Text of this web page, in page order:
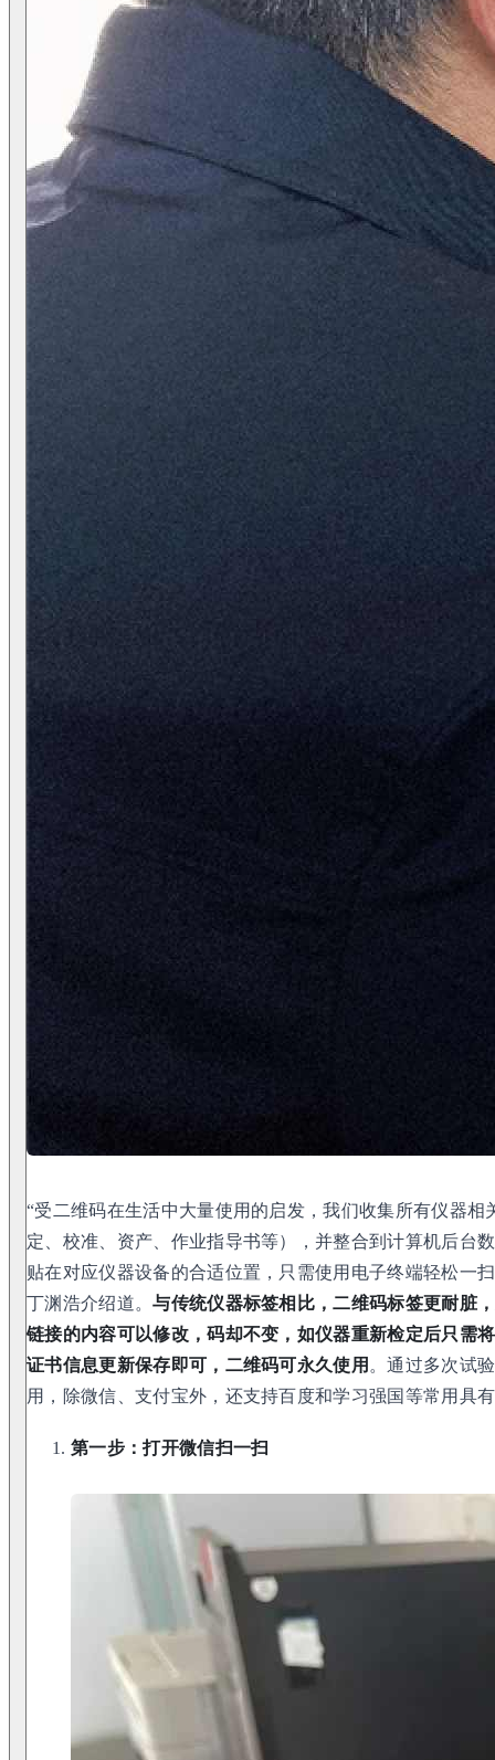
“受二维码在生活中大量使用的启发，我们收集所有仪器
定、校准、资产、作业指导书等），并整合到计算机后台
贴在对应仪器设备的合适位置，只需使用电子终端轻松一
丁渊浩介绍道。与传统仪器标签相比，二维码标签更耐脏
链接的内容可以修改，码却不变，如仪器重新检定后只需
证书信息更新保存即可，二维码可永久使用 。通过多次试
用，除微信、支付宝外，还支持百度和学习强国等常用具
第一步：打开微信扫一扫